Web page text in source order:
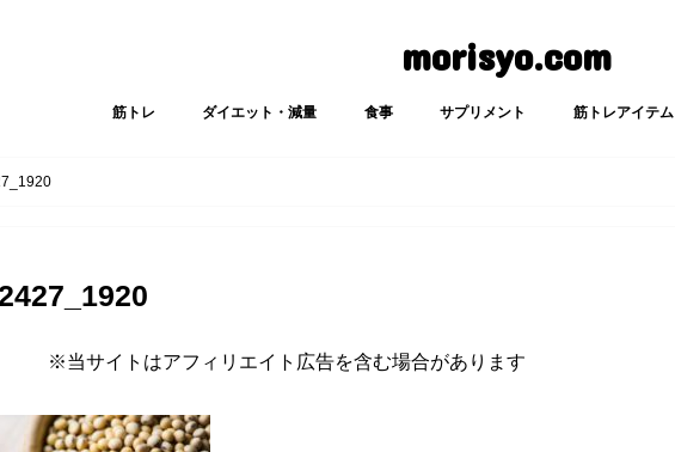
morisyo.com
筋トレ ダイエット・減量 食事 サプリメント 筋トレアイテム
※当サイトはアフィリエイト広告を含む場合があります